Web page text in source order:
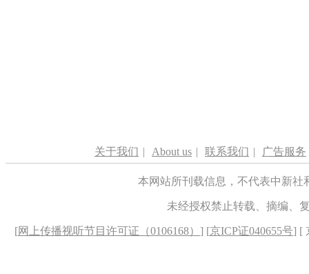
关于我们 | About us | 联系我们 | 广告服务
本网站所刊载信息，不代表中新
未经授权禁止转载、摘编、
[网上传播视听节目许可证（0106168） ] [京ICP证040655号] [